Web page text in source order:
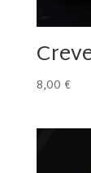
8,00 €